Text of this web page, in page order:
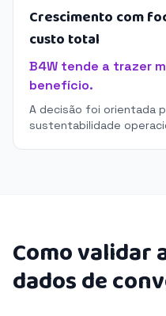
Crescimento com
custo total
B4W tende a trazer
benefício.
A decisão foi orientada
sustentabilidade
Como validar
dados de